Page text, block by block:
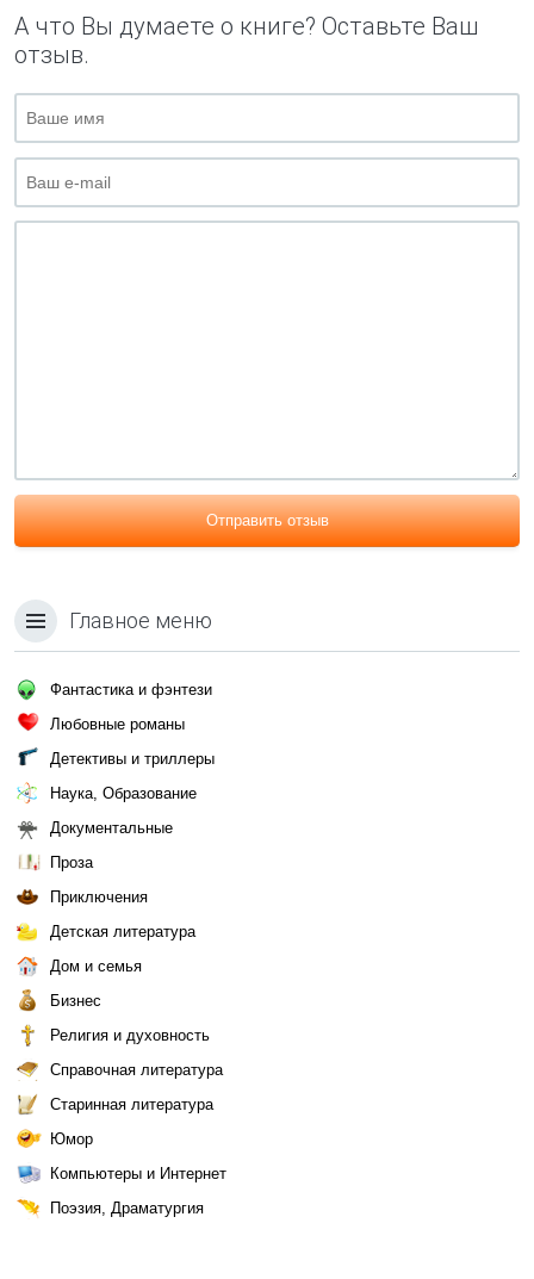
А что Вы думаете о книге? Оставьте Ваш
отзыв.
Отправить отзыв
Главное меню
Фантастика и фэнтези
Любовные романы
Детективы и триллеры
Наука, Образование
Документальные
Проза
Приключения
Детская литература
Дом и семья
Бизнес
Религия и духовность
Справочная литература
Старинная литература
Юмор
Компьютеры и Интернет
Поэзия, Драматургия